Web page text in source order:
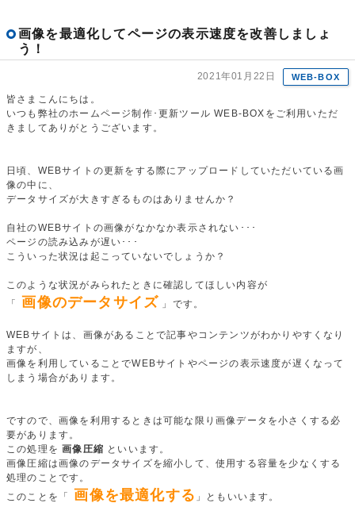
画像を最適化してページの表示速度を改善しましょ
う！
2021年01月22日 WEB-BOX
皆さまこんにちは。
いつも弊社のホームページ制作･更新ツール WEB-BOXをご利用いただ
きましてありがとうございます。
日頃、WEBサイトの更新をする際にアップロードしていただいている画
像の中に、
データサイズが大きすぎるものはありませんか？
自社のWEBサイトの画像がなかなか表示されない･･･
ページの読み込みが遅い･･･
こういった状況は起こっていないでしょうか？
このような状況がみられたときに確認してほしい内容が
「
画像のデータサイズ 」です。
WEBサイトは、画像があることで記事やコンテンツがわかりやすくなり
ますが、
画像を利用していることでWEBサイトやページの表示速度が遅くなって
しまう場合があります。
ですので、画像を利用するときは可能な限り画像データを小さくする必
要があります。
この処理を画像圧縮 といいます。
画像圧縮は画像のデータサイズを縮小して、使用する容量を少なくする
処理のことです。
このことを「
画像を最適化する 」ともいいます。